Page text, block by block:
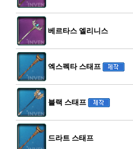
베르타스 엘리니스
엑스펙타 스태프
블랙 스태프
드라트 스태프